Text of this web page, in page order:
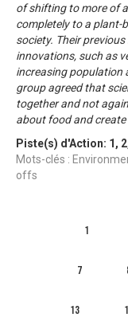
of shifting to more of
completely to a plant-
society. Their
innovations, such as
increasing population
group agreed that
together and not
about food and
Piste(s) d'Action: 1 , 2
Mots-clés :
offs
1
7
13